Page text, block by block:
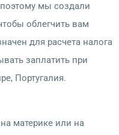
мы создали
облегчить вам
для расчета налога
заплатить при
Португалия.
материке или на